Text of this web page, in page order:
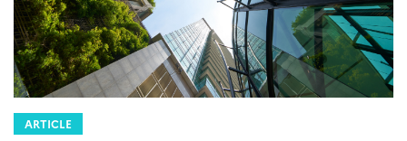
ARTICLE